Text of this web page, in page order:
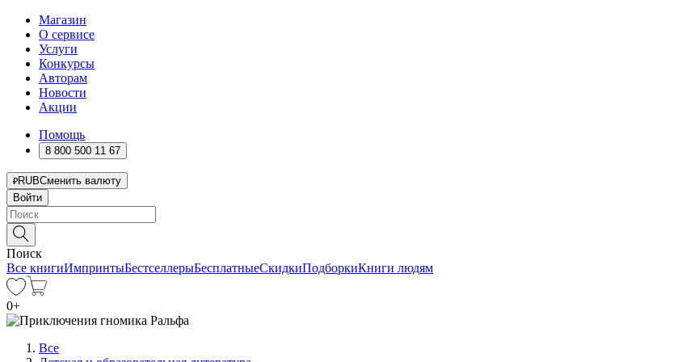
Магазин
О сервисе
Услуги
Конкурсы
Авторам
Новости
Акции
Помощь
8 800 500 11 67
RUBСменить валюту
Войти
Поиск
Все книгиИмпринтыБестселлерыБесплатныеСкидкиПодборкиКниги людям
0+
Все